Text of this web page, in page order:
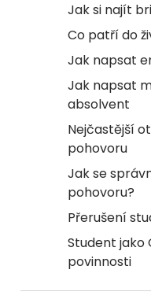
Jak si najít
Co patří do
Jak napsat
Jak napsat
absolvent
Nejčastější
pohovoru
Jak se
pohovoru?
Přerušení
Student jako
povinnosti